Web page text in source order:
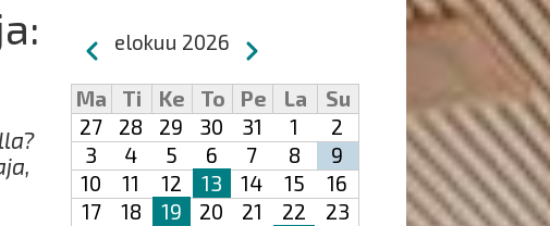
Sivutus
Edellinen
elokuu 2026
Seuraava
Ma
Ti Ke To Pe La
Su
27
28 29 30 31 1
2
3
4 5 6 7 8
9
10
11 12 13 14 15
16
17
18 19 20 21 22
23